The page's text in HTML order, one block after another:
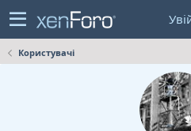
Користувачі